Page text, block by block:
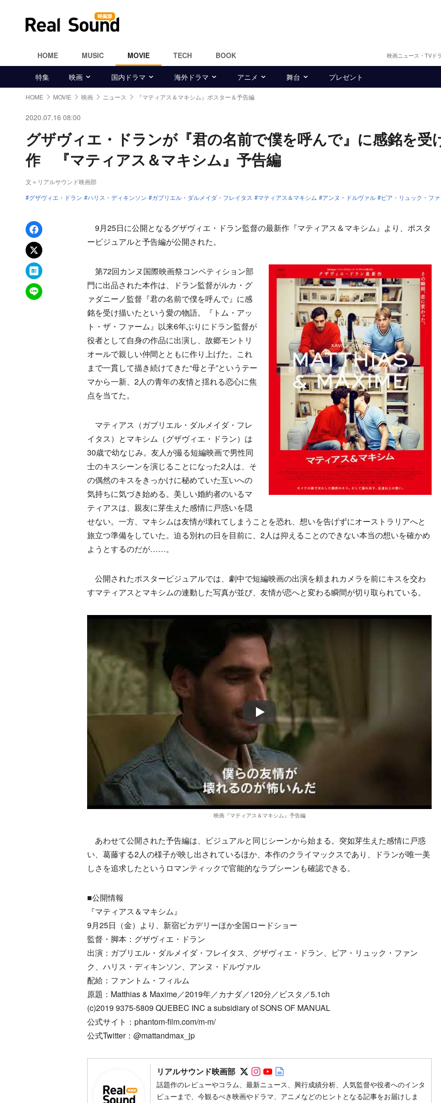
HOME MUSIC MOVIE TECH BOOK 映画ニュース・TVド
特集 映画 国内ドラマ 海外ドラマ アニメ 舞台 プレゼント
HOME MOVIE 映画 ニュース 『マティアス＆マキシム』ポスター＆予告編
2020.07.16 08:00
グザヴィエ・ドランが『君の名前で僕を呼んで』に感銘を受
作 『マティアス＆マキシム』予告編
文＝リアルサウンド映画部
グザヴィエ・ドラン
ハリス・ディキンソン ガブリエル・ダルメイダ・フレイタス マティアス＆マキシム アンヌ・ドルヴァル ピア・リュック・ファ
Facebookでシェア
xでポスト
はてなブックマーク
LINEで送る
9月25日に公開となるグザヴィエ・ドラン監督の最新作『マティアス＆マキシム』より、ポスタ
ービジュアルと予告編が公開された。
第72回カンヌ国際映画祭コンペティション部
門に出品された本作は、ドラン監督がルカ・グ
ァダニーノ監督『君の名前で僕を呼んで』に感
銘を受け描いたという愛の物語。『トム・アッ
ト・ザ・ファーム』以来6年ぶりにドラン監督が
役者として自身の作品に出演し、故郷モントリ
オールで親しい仲間とともに作り上げた。これ
まで一貫して描き続けてきた“母と子”というテー
マから一新、2人の青年の友情と揺れる恋心に焦
点を当てた。
マティアス（ガブリエル・ダルメイダ・フレ
イタス）とマキシム（グザヴィエ・ドラン）は
30歳で幼なじみ。友人が撮る短編映画で男性同
士のキスシーンを演じることになった2人は、そ
の偶然のキスをきっかけに秘めていた互いへの
気持ちに気づき始める。美しい婚約者のいるマ
ティアスは、親友に芽生えた感情に戸惑いを隠
せない。一方、マキシムは友情が壊れてしまうことを恐れ、想いを告げずにオーストラリアへと
旅立つ準備をしていた。迫る別れの日を目前に、2人は抑えることのできない本当の想いを確かめ
ようとするのだが……。
公開されたポスタービジュアルでは、劇中で短編映画の出演を頼まれカメラを前にキスを交わ
すマティアスとマキシムの連動した写真が並び、友情が恋へと変わる瞬間が切り取られている。
映画『マティアス＆マキシム』予告編
あわせて公開された予告編は、ビジュアルと同じシーンから始まる。突如芽生えた感情に戸惑
い、葛藤する2人の様子が映し出されているほか、本作のクライマックスであり、ドランが唯一美
しさを追求したというロマンティックで官能的なラブシーンも確認できる。
■公開情報
『マティアス＆マキシム』
9月25日（金）より、新宿ピカデリーほか全国ロードショー
監督・脚本：グザヴィエ・ドラン
出演：ガブリエル・ダルメイダ・フレイタス、グザヴィエ・ドラン、ピア・リュック・ファン
ク、ハリス・ディキンソン、アンヌ・ドルヴァル
配給：ファントム・フィルム
原題：Matthias & Maxime／2019年／カナダ／120分／ビスタ／5.1ch
(c)2019 9375-5809 QUEBEC INC a subsidiary of SONS OF MANUAL
公式サイト：phantom-film.com/m-m/
公式Twitter：@mattandmax_jp
リアルサウンド映画部 Follow on SNS
Follow on SNS
Follow on SNS
話題作のレビューやコラム、最新ニュース、興行成績分析、人気監督や役者へのインタ
ビューまで、今観るべき映画やドラマ、アニメなどのヒントとなる記事をお届けしま